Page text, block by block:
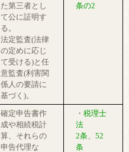
た第三者とし
て公に証明す
る。
法定監査(法律
の定めに応じ
て受ける)と任
意監査(利害関
係人の要請に
基づく)。
条の2
確定申告書作
成や相続税計
算、それらの
申告代理な
・ 税理士
法
2条
52
条